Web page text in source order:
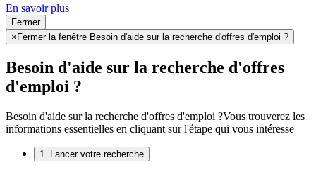
En savoir plus
Fermer
× Fermer la fenêtre Besoin d'aide sur la recherche d'offres d'emploi ?
Besoin d'aide sur la recherche d'offres
d'emploi ?
Besoin d'aide sur la recherche d'offres d'emploi ?Vous trouverez les
informations essentielles en cliquant sur l'étape qui vous intéresse
1. Lancer votre recherche